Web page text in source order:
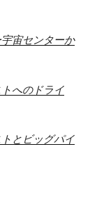
宙センターか
へのドライ
とビッグパイ